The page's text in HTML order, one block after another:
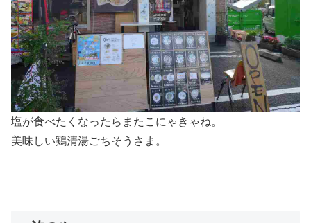
塩が食べたくなったらまたこにゃきゃね。
美味しい鶏清湯ごちそうさま。